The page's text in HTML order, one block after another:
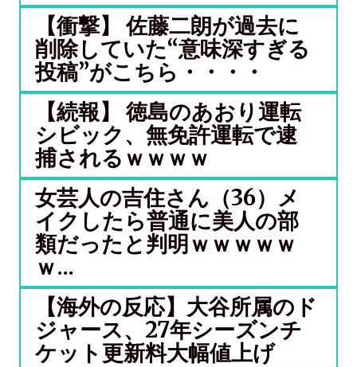
【衝撃】 佐藤二朗が過去に
削除していた“意味深すぎる
投稿”がこちら・・・・
【続報】 徳島のあおり運転
シビック、無免許運転で逮
捕されるｗｗｗｗ
女芸人の吉住さん（36）メ
イクしたら普通に美人の部
類だったと判明ｗｗｗｗｗ
ｗ...
【海外の反応】大谷所属のド
ジャース、27年シーズンチ
ケット更新料大幅値上げ